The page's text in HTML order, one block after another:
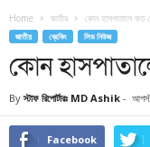
Home জাতীয় কোন হাসপাতালে কত
জাতীয় ব্রেকিং লিড নিউজ
কোন
By স্টাফ রিপোর্টারঃ MD Ashik -
Facebook